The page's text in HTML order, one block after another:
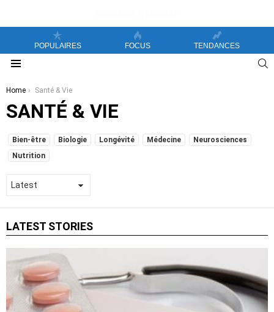
POPULAIRES FOCUS TENDANCES
You are here:
Home Santé & Vie
SANTÉ & VIE
SUBTERMS
Bien-être Biologie Longévité Médecine
Neurosciences
Nutrition
LATEST STORIES